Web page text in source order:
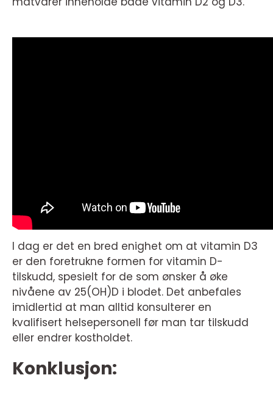
I dag er det en bred enighet om at vitamin D3
er den foretrukne formen for vitamin D-
tilskudd, spesielt for de som ønsker å øke
nivåene av 25(OH)D i blodet. Det anbefales
imidlertid at man alltid konsulterer en
kvalifisert helsepersonell før man tar tilskudd
eller endrer kostholdet.
Konklusjon: